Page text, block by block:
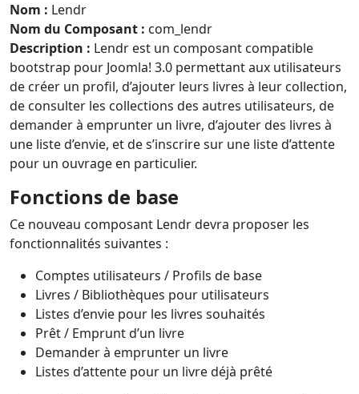
Nom : Lendr
Nom du Composant : com_lendr
Description : Lendr est un composant compatible
bootstrap pour Joomla! 3.0 permettant aux utilisateurs
de créer un profil, d’ajouter leurs livres à leur collection,
de consulter les collections des autres utilisateurs, de
demander à emprunter un livre, d’ajouter des livres à
une liste d’envie, et de s’inscrire sur une liste d’attente
pour un ouvrage en particulier.
Fonctions de base
Ce nouveau composant Lendr devra proposer les
fonctionnalités suivantes :
Comptes utilisateurs / Profils de base
Livres / Bibliothèques pour utilisateurs
Listes d’envie pour les livres souhaités
Prêt / Emprunt d’un livre
Demander à emprunter un livre
Listes d’attente pour un livre déjà prêté